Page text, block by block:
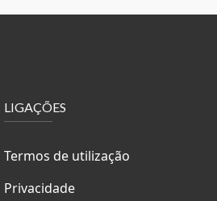
LIGAÇÕES
Termos de utilização
Privacidade